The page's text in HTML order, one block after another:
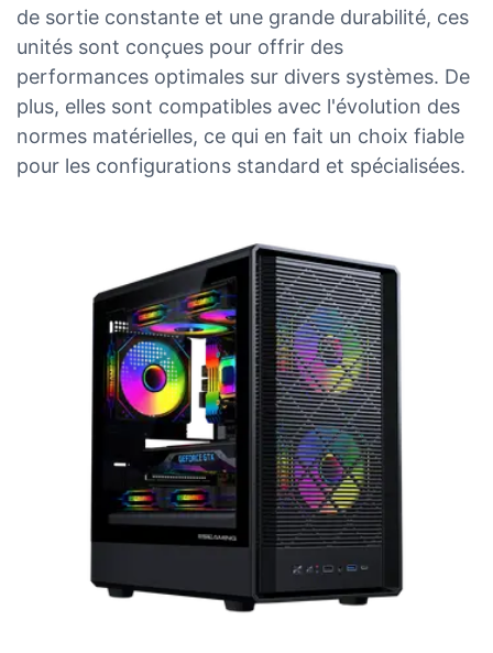
de sortie constante et une grande durabilité, ces
unités sont conçues pour offrir des
performances optimales sur divers systèmes. De
plus, elles sont compatibles avec l'évolution des
normes matérielles, ce qui en fait un choix fiable
pour les configurations standard et spécialisées.